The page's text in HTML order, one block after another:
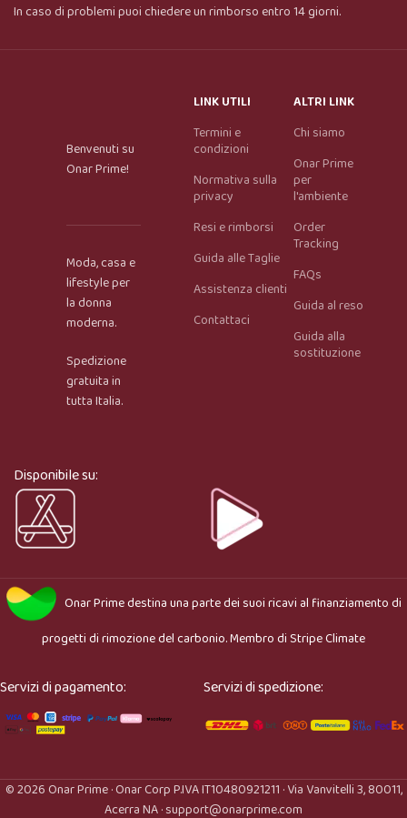
Onar AI Assistant
In caso di problemi puoi chiedere un rimborso entro 14 giorni.
Benvenuti su
Onar Prime!
Moda, casa e
lifestyle per
la donna
moderna.
Spedizione
gratuita in
tutta Italia.
LINK UTILI
Termini e
condizioni
Normativa sulla
privacy
Resi e rimborsi
Guida alle Taglie
Assistenza clienti
Contattaci
ALTRI LINK
Chi siamo
Onar Prime
per
l'ambiente
Order
Tracking
FAQs
Guida al reso
Guida alla
sostituzione
Disponibile su:
Onar Primedestina una parte dei suoi ricavi al finanziamento di
progetti di rimozione del carbonio. Membro diStripe Climate
Servizi di pagamento: Servizi di spedizione:
© 2026 Onar Prime · Onar Corp P.IVA IT10480921211 · Via Vanvitelli 3, 80011,
Acerra NA · support@onarprime.com